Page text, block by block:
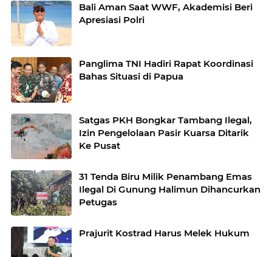
Bali Aman Saat WWF, Akademisi Beri
Apresiasi Polri
Panglima TNI Hadiri Rapat Koordinasi
Bahas Situasi di Papua
Satgas PKH Bongkar Tambang Ilegal,
Izin Pengelolaan Pasir Kuarsa Ditarik
Ke Pusat
31 Tenda Biru Milik Penambang Emas
Ilegal Di Gunung Halimun Dihancurkan
Petugas
Prajurit Kostrad Harus Melek Hukum